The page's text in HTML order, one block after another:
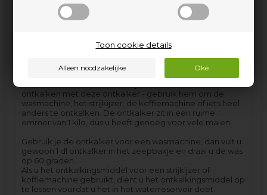
Toon cookie details
Professionele universele ontkalker (1 kg)
De professionele ontkalker is een van onze bestsellers in
ontkalken met deze ontkalker - gebruik hem om de
wasmachine, het strijkijzer, de koffiemachine of iets heel
anders te ontkalken. De ontkalker zit in een ruime
emmer van 1 kilo, dus u heeft genoeg voor vele malen.
Gebruik je de ontkalker voor een wasmachine, dan vult u
gewoon 1 dl ontkalker in het zeepbakje en draai u de was
op 60 graden.
Als u het ontkalkingsmiddel voor een strijkijzer of
koffiemachine gebruikt, dient u het ontkalkingsmiddel op
te lossen voordat u het in het waterreservoir doet.